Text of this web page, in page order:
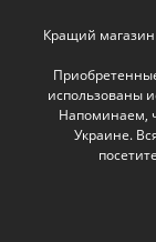
Кращий магазин
использованы
Напоминаем,
Украине.